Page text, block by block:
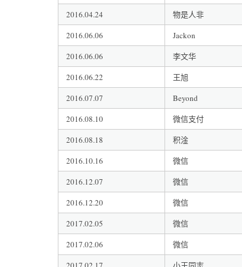
2016.04.24
物是人非
2016.06.06
Jackon
2016.06.06
李文华
2016.06.22
王旭
2016.07.07
Beyond
2016.08.10
微信支付
2016.08.18
积淦
2016.10.16
微信
2016.12.07
微信
2016.12.20
微信
2017.02.05
微信
2017.02.06
微信